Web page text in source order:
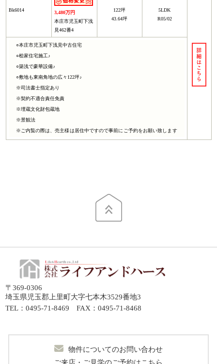
Bk6014
3,480万円
本庄市児玉町下浅
見462番4
122坪
43.64坪
5LDK
R05/02
○本庄市児玉町下浅見中古住宅
○桧家住宅施工♪
○築浅で豪華設備♪
○敷地も東南角地の広々122坪♪
※司法書士指定あり
※契約不適合責任免責
※埋蔵文化財包蔵地
※景観法
※ご内覧の際は、売主様は居住中ですので事前にご予約をお願い致します
<(_ _)>
周辺情報
●セブンイレブン本庄早稲田西店…約1705ｍ
〒369-0306
埼玉県児玉郡上里町大字七本木3529番地3
TEL：0495-71-8469 FAX：0495-71-8468
物件についてのお問い合わせ